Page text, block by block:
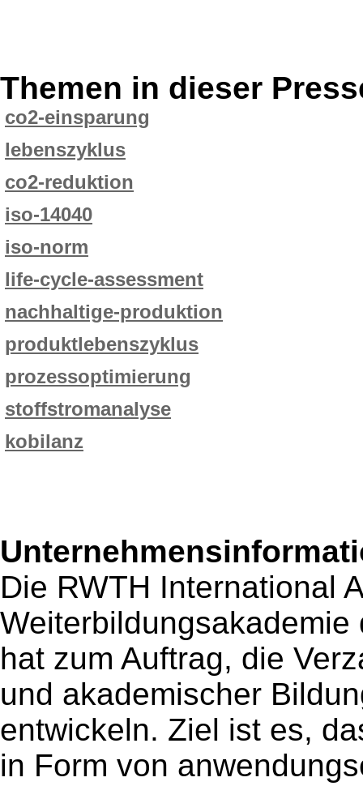
Themen in dieser
co2-einsparung
lebenszyklus
co2-reduktion
iso-14040
iso-norm
life-cycle-assessment
nachhaltige-produktion
produktlebenszyklus
prozessoptimierung
stoffstromanalyse
kobilanz
Die RWTH International
hat zum Auftrag, die
und akademischer
entwickeln. Ziel ist es,
in Form von